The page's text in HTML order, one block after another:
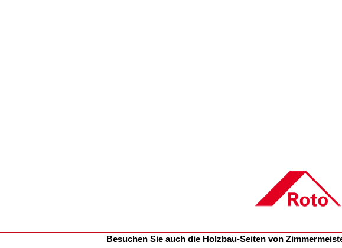
Besuchen Sie auch die Holzbau-Seiten von